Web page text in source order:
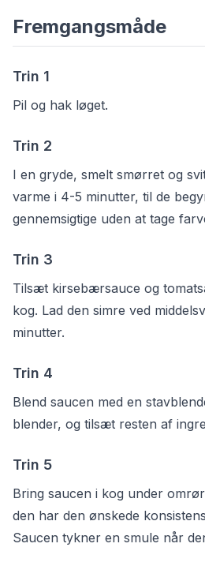
Fremgangsmåde
Trin 1
Pil og hak løget.
Trin 2
I en gryde, smelt smørret og
varme i 4-5 minutter, til de
gennemsigtige uden at tage
Trin 3
Tilsæt kirsebærsauce og
kog. Lad den simre ved
minutter.
Trin 4
Blend saucen med en
blender, og tilsæt resten af
Trin 5
Bring saucen i kog under
den har den ønskede
Saucen tykner en smule når